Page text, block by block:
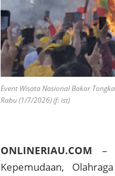
Event Wisata Nasional Bakar
Rabu (1/7/2026) (f: ist)
ONLINERIAU.COM –
Kepemudaan,